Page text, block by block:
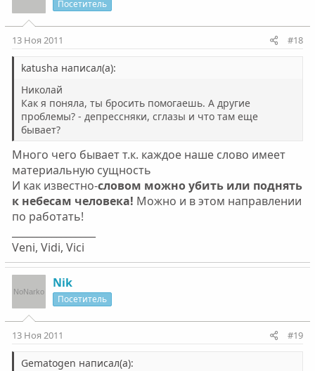
Посетитель
13 Ноя 2011 #18
katusha написал(а):
Николай
Как я поняла, ты бросить помогаешь. А другие
проблемы? - депрессняки, сглазы и что там еще
бывает?
Много чего бывает т.к. каждое наше слово имеет
материальную сущность
И как известно-словом можно убить или поднять
к небесам человека! Можно и в этом направлении
по работать!
Veni, Vidi, Vici
Nik
Посетитель
13 Ноя 2011 #19
Gematogen написал(а):